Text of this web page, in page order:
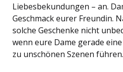
Liebesbekundungen – an.
Geschmack eurer Freundin.
solche Geschenke nicht
wenn eure Dame gerade
zu unschönen Szenen führen.